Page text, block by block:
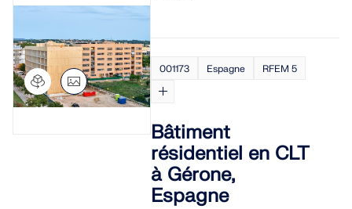
001173 Espagne RFEM 5
Bâtiment
résidentiel en CLT
à Gérone,
Espagne